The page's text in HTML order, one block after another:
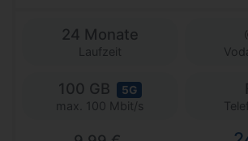
24 Monate
Laufzeit
100 GB 5G
max. 100 Mbit/s